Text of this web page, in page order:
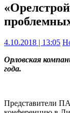
4.10.2018 | 13:05
Орловская
года.
Представители